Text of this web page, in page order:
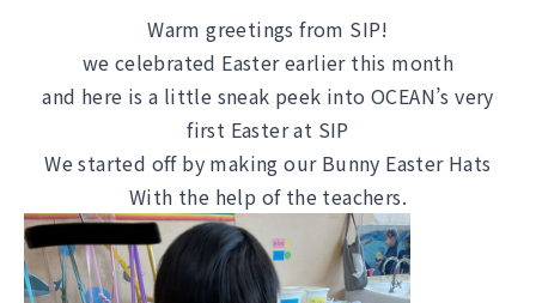
Warm greetings from SIP!
we celebrated Easter earlier this month
and here is a little sneak peek into OCEAN’s very
first Easter at SIP
We started off by making our Bunny Easter Hats
With the help of the teachers.